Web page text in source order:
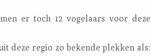
er toch 12 vogelaars voor deze
deze regio zo bekende plekken als: